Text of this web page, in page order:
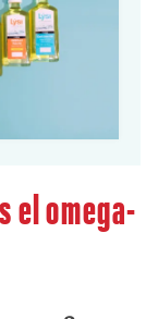
el omega-